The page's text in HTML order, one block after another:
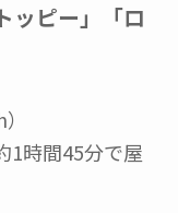
ッピー」「ロ
1時間45分で屋